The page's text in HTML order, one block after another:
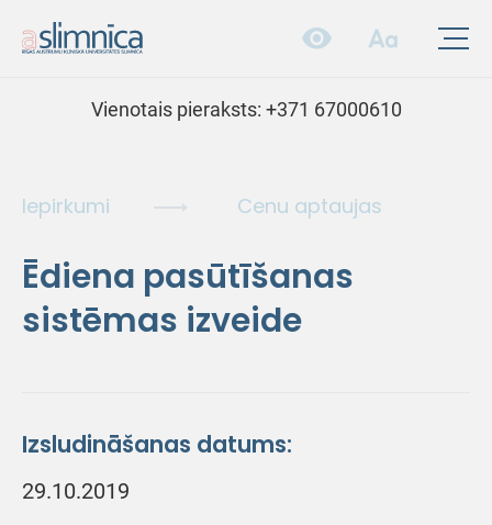
Vienotais pieraksts: +371 67000610
Iepirkumi Cenu aptaujas
Ēdiena pasūtīšanas
sistēmas izveide
Izsludināšanas datums:
29.10.2019